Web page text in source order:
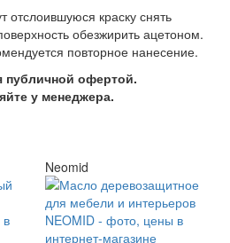
отслоившуюся краску снять
обезжирить ацетоном.
повторное нанесение.
публичной офертой.
у менеджера.
Neomid